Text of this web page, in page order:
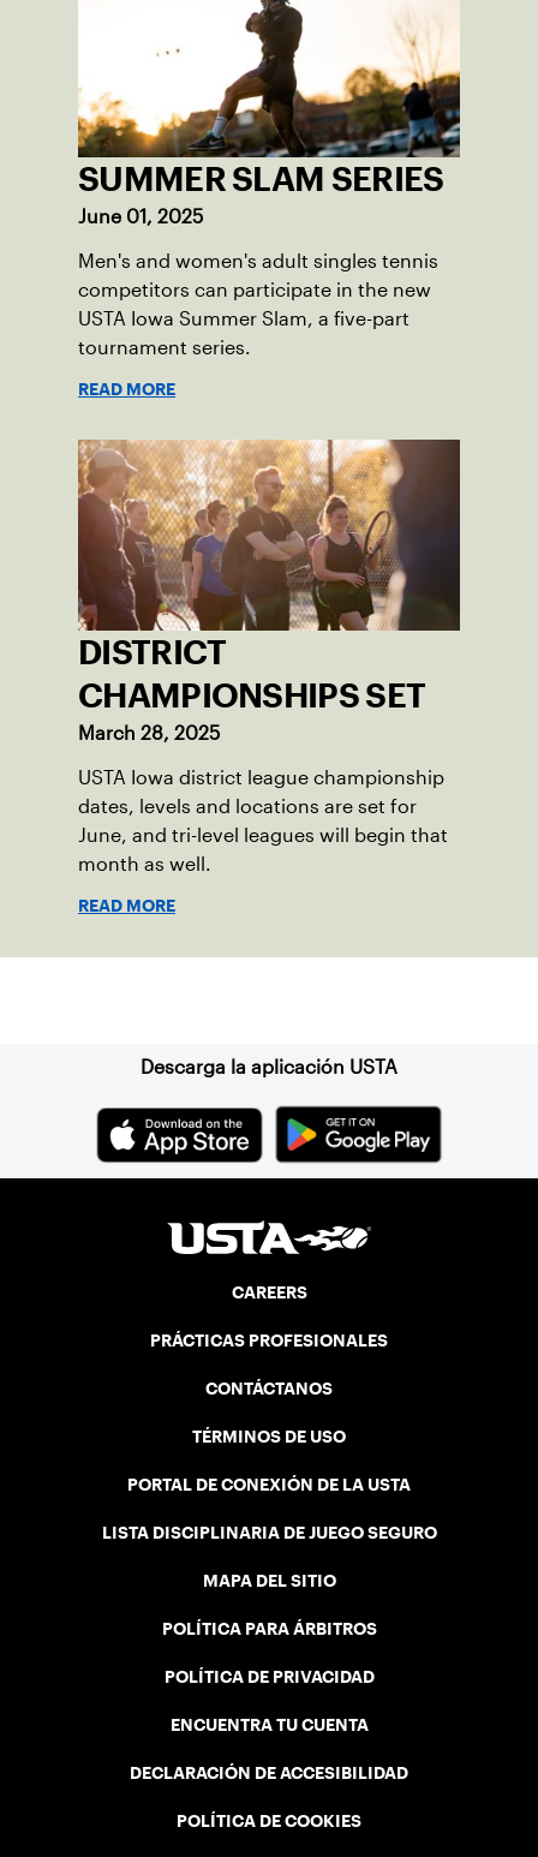
SUMMER SLAM SERIES
June 01, 2025
Men's and women's adult singles tennis
competitors can participate in the new
USTA Iowa Summer Slam, a five-part
tournament series.
READ MORE
DISTRICT
CHAMPIONSHIPS SET
March 28, 2025
USTA Iowa district league championship
dates, levels and locations are set for
June, and tri-level leagues will begin that
month as well.
READ MORE
Descarga la aplicación USTA
CAREERS
PRÁCTICAS PROFESIONALES
CONTÁCTANOS
TÉRMINOS DE USO
PORTAL DE CONEXIÓN DE LA USTA
LISTA DISCIPLINARIA DE JUEGO SEGURO
MAPA DEL SITIO
POLÍTICA PARA ÁRBITROS
POLÍTICA DE PRIVACIDAD
ENCUENTRA TU CUENTA
DECLARACIÓN DE ACCESIBILIDAD
POLÍTICA DE COOKIES